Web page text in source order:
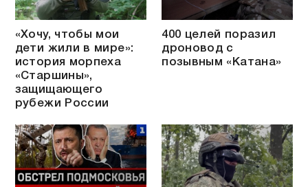
«Хочу, чтобы мои
дети жили в мире»:
история морпеха
«Старшины»,
защищающего
рубежи России
400 целей поразил
дроновод с
позывным «Катана»